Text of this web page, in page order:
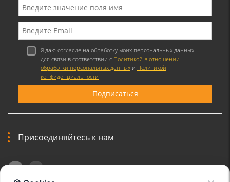
Я даю согласие на обработку моих персональных данных
для связи в соответствии с Политикой в отношении
обработки персональных данных и Политикой
конфиденциальности
Присоединяйтесь к нам